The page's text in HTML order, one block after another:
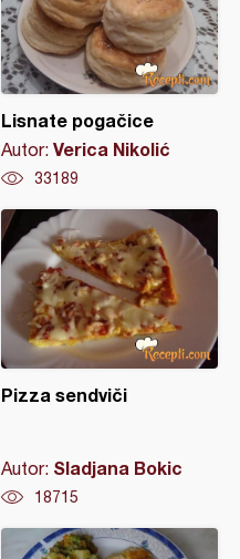
Lisnate pogačice
Autor: Verica Nikolić
33189
Pizza sendviči
Autor: Sladjana Bokic
18715